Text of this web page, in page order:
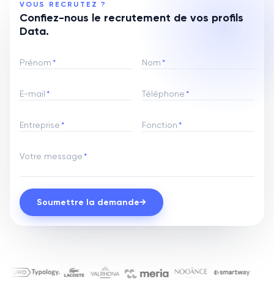
VOUS RECRUTEZ ?
Confiez-nous le recrutement de vos profils
Data.
Prénom* Nom*
E-mail* Téléphone*
Entreprise* Fonction*
Votre message*
Soumettre la demande→